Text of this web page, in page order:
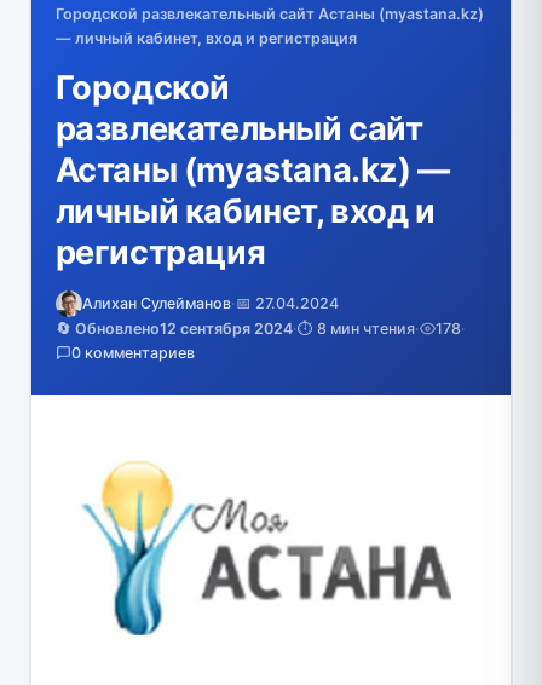
Городской развлекательный сайт Астаны (myastana.kz)
— личный кабинет, вход и регистрация
Городской
развлекательный сайт
Астаны (myastana.kz) —
личный кабинет, вход и
регистрация
Алихан Сулейманов·📅 27.04.2024
🔄 Обновлено12 сентября 2024·⏱️ 8 мин чтения· 178·
0 комментариев